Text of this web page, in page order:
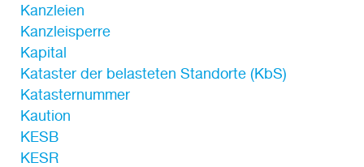
Kanzleien
Kanzleisperre
Kapital
Kataster der belasteten Standorte (KbS)
Katasternummer
Kaution
KESB
KESR